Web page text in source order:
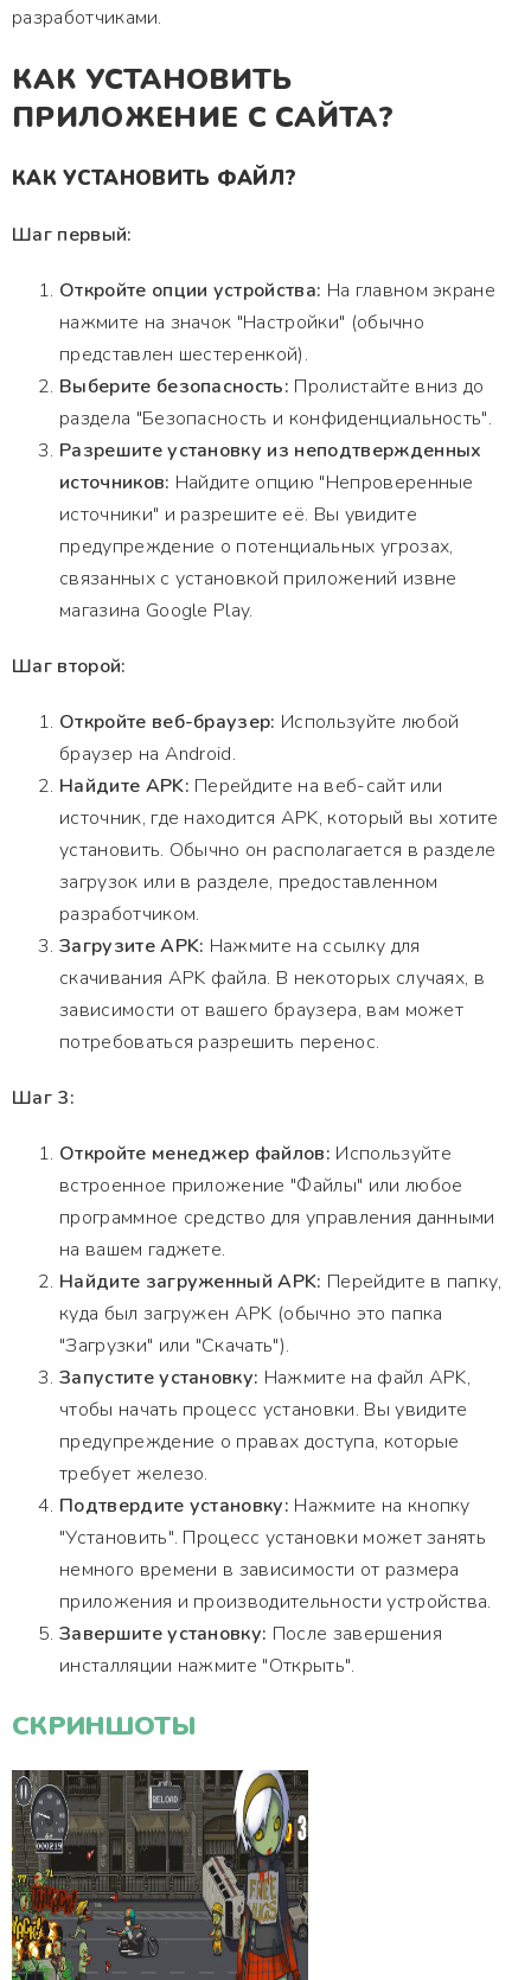
разработчиками.
КАК УСТАНОВИТЬ
ПРИЛОЖЕНИЕ С САЙТА?
КАК УСТАНОВИТЬ ФАЙЛ?
Шаг первый:
Откройте опции устройства: На главном экране
нажмите на значок "Настройки" (обычно
представлен шестеренкой).
Выберите безопасность: Пролистайте вниз до
раздела "Безопасность и конфиденциальность".
Разрешите установку из неподтвержденных
источников: Найдите опцию "Непроверенные
источники" и разрешите её. Вы увидите
предупреждение о потенциальных угрозах,
связанных с установкой приложений извне
магазина Google Play.
Шаг второй:
Откройте веб-браузер: Используйте любой
браузер на Android.
Найдите APK: Перейдите на веб-сайт или
источник, где находится APK, который вы хотите
установить. Обычно он располагается в разделе
загрузок или в разделе, предоставленном
разработчиком.
Загрузите APK: Нажмите на ссылку для
скачивания APK файла. В некоторых случаях, в
зависимости от вашего браузера, вам может
потребоваться разрешить перенос.
Шаг 3:
Откройте менеджер файлов: Используйте
встроенное приложение "Файлы" или любое
программное средство для управления данными
на вашем гаджете.
Найдите загруженный APK: Перейдите в папку,
куда был загружен APK (обычно это папка
"Загрузки" или "Скачать").
Запустите установку: Нажмите на файл APK,
чтобы начать процесс установки. Вы увидите
предупреждение о правах доступа, которые
требует железо.
Подтвердите установку: Нажмите на кнопку
"Установить". Процесс установки может занять
немного времени в зависимости от размера
приложения и производительности устройства.
Завершите установку: После завершения
инсталляции нажмите "Открыть".
СКРИНШОТЫ